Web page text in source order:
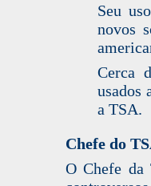
Seu
novos
Cerca
usados
a TSA.
Chefe do
O Chefe da